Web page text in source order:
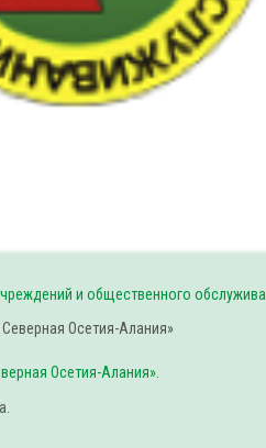
и общественного
Осетия-Алания».